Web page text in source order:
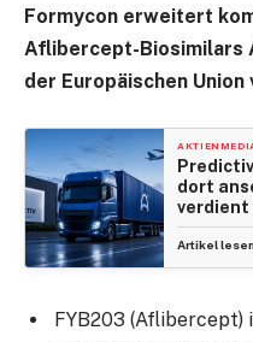
Formycon erweitert
Aflibercept-Biosimilars
der Europäischen
dort
verdient
Artikel
FYB203